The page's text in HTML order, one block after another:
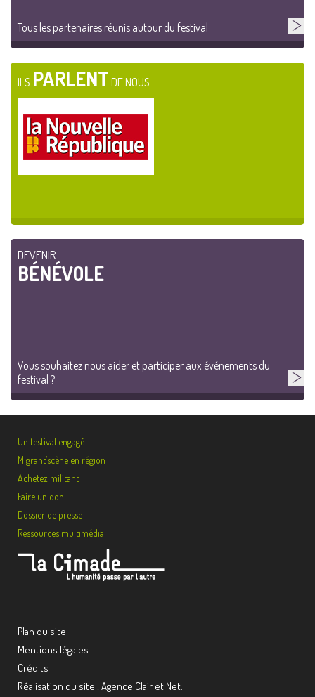
Tous les partenaires réunis autour du festival
ILS PARLENT DE NOUS
DEVENIR
BÉNÉVOLE
Vous souhaitez nous aider et participer aux événements du
festival ?
Un festival engagé
Migrant’scène en région
Achetez militant
Faire un don
Dossier de presse
Ressources multimédia
Plan du site
Mentions légales
Crédits
Réalisation du site : Agence Clair et Net.